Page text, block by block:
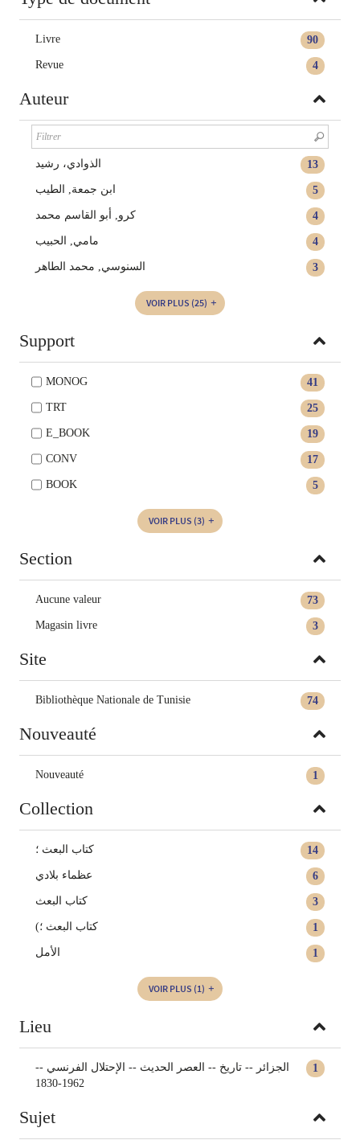
90
Livre
4
Revue
Auteur
13 الذوادي، رشيد
5 ابن جمعة‏, ‏الطيب‏
4 كرو, أبو القاسم محمد
4 مامي, الحبيب
3 السنوسي, محمد الطاهر
VOIR PLUS (25)
Support
41
MONOG
25
TRT
19
E_BOOK
17
CONV
5
BOOK
VOIR PLUS (3)
Section
73
Aucune valeur
3
Magasin livre
Site
74
Bibliothèque Nationale de Tunisie
Nouveauté
1
Nouveauté
Collection
14 كتاب البعث ؛
6 عظماء بلادي
3 كتاب البعث
1 (كتاب البعث ؛
1 الأمل
VOIR PLUS (1)
Lieu
1
الجزائر -- تاريخ -- العصر الحديث -- الإحتلال الفرنسي --
1962-1830
Sujet